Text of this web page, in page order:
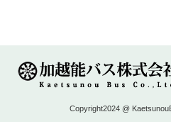
Copyright2024 @